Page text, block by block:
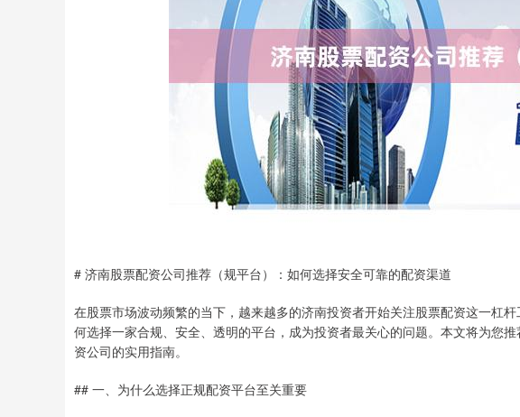
# 济南股票配资公司推荐（规平台）：如何选择安全可靠的配资渠道
在股票市场波动频繁的当下，越来越多的济南投资者开始关注股票配资这一杠
何选择一家合规、安全、透明的平台，成为投资者最关心的问题。本文将为您
资公司的实用指南。
## 一、为什么选择正规配资平台至关重要